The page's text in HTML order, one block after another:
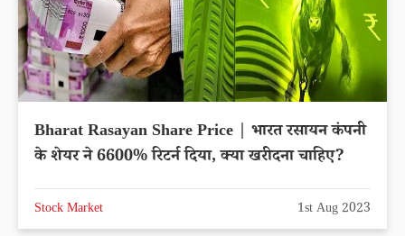
Bharat Rasayan Share Price | भारत रसायन कंपनी
के शेयर ने 6600% रिटर्न दिया, क्या खरीदना चाहिए?
Stock Market 1st Aug 2023